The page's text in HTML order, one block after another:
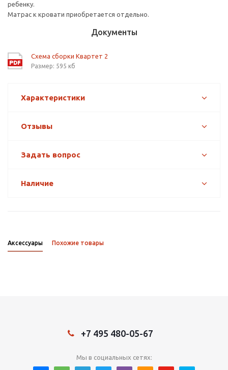
ребенку.
Матрас к кровати приобретается отдельно.
Документы
Схема сборки Квартет 2
Размер: 595 кб
Характеристики
Отзывы
Задать вопрос
Наличие
Аксессуары Похожие товары
+7 495 480-05-67
Мы в социальных сетях: